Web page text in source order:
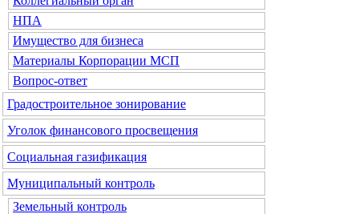
НПА
Имущество для бизнеса
Материалы Корпорации МСП
Вопрос-ответ
Градостроительное зонирование
Уголок финансового просвещения
Социальная газификация
Муниципальный контроль
Земельный контроль